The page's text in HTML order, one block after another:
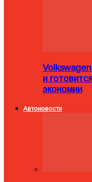
и
экономии
Автоновости